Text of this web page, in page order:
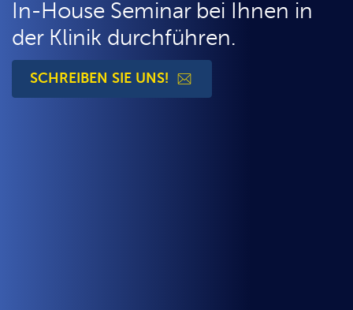
In-House Seminar bei Ihnen in
der Klinik durchführen.
SCHREIBEN SIE UNS!